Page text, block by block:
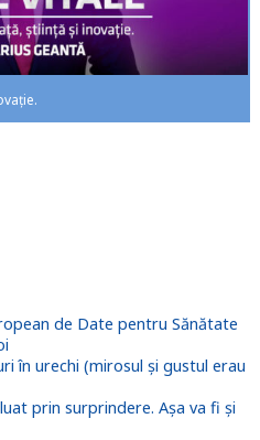
de Date pentru Sănătate
în urechi (mirosul și gustul erau
prin surprindere. Așa va fi și